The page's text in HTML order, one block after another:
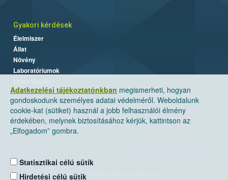
Adatkezelési tájékoztatónkban megismerheti, hogyan
gondoskodunk személyes adatai védelméről. Weboldalunk
cookie-kat (sütiket) használ a jobb felhasználói élmény
érdekében, melynek biztosításához kérjük, kattintson az
„Elfogadom” gombra.
Statisztikai célú sütik
Hirdetési célú sütik
Gyakori kérdések
Élelmiszer
Állat
Növény
Laboratóriumok
Nemzeti Élelmiszerlánc-biztonsági Hivatal